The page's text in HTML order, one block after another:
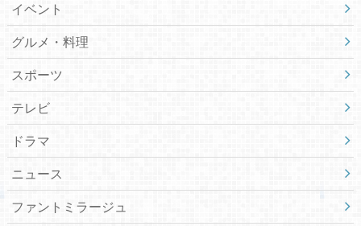
イベント
グルメ・料理
スポーツ
テレビ
ドラマ
ニュース
ファントミラージュ